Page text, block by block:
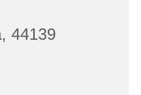
44139